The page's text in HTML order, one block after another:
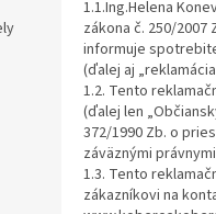
1.1.Ing.Helena
zákona č. 250/
informuje
(ďalej aj
1.2. Tento
(ďalej len
372/1990 Zb. o
záväznými
1.3. Tento
zákazníkovi na